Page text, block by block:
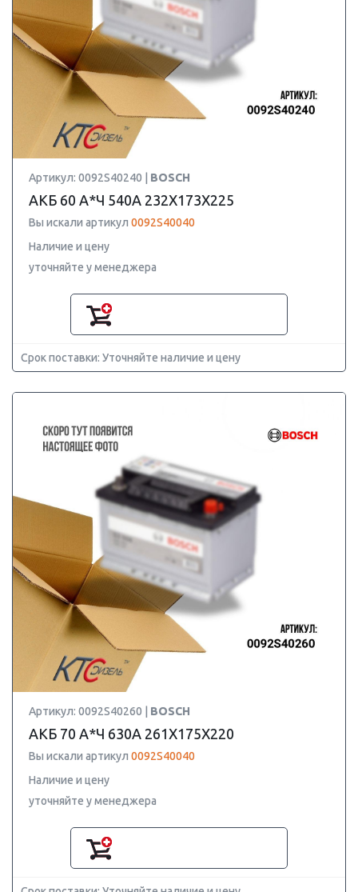
Артикул: 0092S40240 | BOSCH
АКБ 60 А*Ч 540А 232X173X225
Вы искали артикул 0092S40040
Наличие и цену
уточняйте у менеджера
Срок поставки: Уточняйте наличие и цену
Артикул: 0092S40260 | BOSCH
АКБ 70 А*Ч 630А 261X175X220
Вы искали артикул 0092S40040
Наличие и цену
уточняйте у менеджера